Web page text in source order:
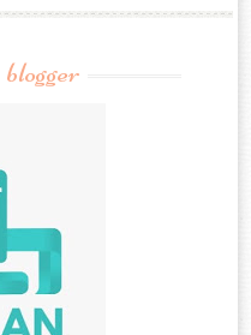
blogger